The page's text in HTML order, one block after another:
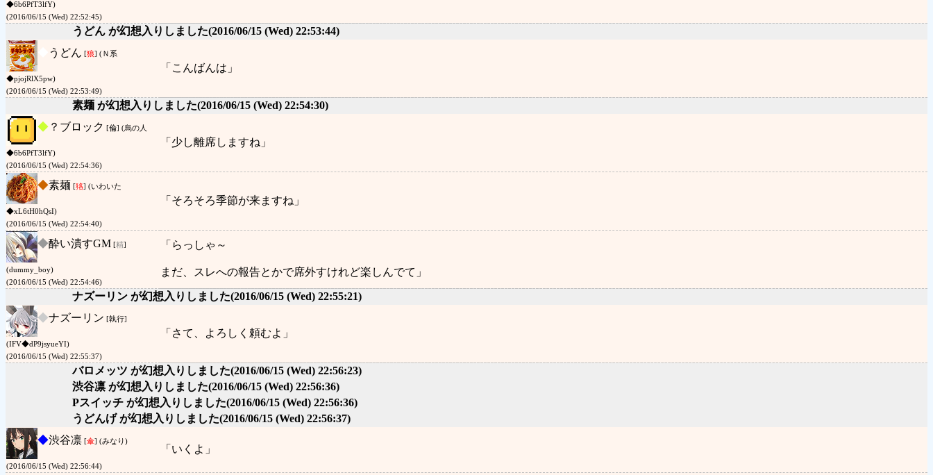
◆6b6PfT3lfY)
(2016/06/15 (Wed) 22:52:45)
うどん が幻想入りしました(2016/06/15 (Wed) 22:53:44)
うどん [狼] (Ｎ系
◆pjojRlX5pw)
(2016/06/15 (Wed) 22:53:49)
「こんばんは」
素麺 が幻想入りしました(2016/06/15 (Wed) 22:54:30)
◆ ？ブロック [倫] (烏の人
◆6b6PfT3lfY)
(2016/06/15 (Wed) 22:54:36)
「少し離席しますね」
◆素麺 [狢] (いわいた
◆xL6tH0hQsI)
(2016/06/15 (Wed) 22:54:40)
「そろそろ季節が来ますね」
◆酔い潰すGM [精]
(dummy_boy)
(2016/06/15 (Wed) 22:54:46)
「らっしゃ～
まだ、スレへの報告とかで席外すけれど楽しんでて」
ナズーリン が幻想入りしました(2016/06/15 (Wed) 22:55:21)
◆ナズーリン [執行]
(IFV◆dP9jsyueYI)
(2016/06/15 (Wed) 22:55:37)
「さて、よろしく頼むよ」
バロメッツ が幻想入りしました(2016/06/15 (Wed) 22:56:23)
渋谷凛 が幻想入りしました(2016/06/15 (Wed) 22:56:36)
Pスイッチ が幻想入りしました(2016/06/15 (Wed) 22:56:36)
うどんげ が幻想入りしました(2016/06/15 (Wed) 22:56:37)
◆渋谷凛 [傘] (みなり)
(2016/06/15 (Wed) 22:56:44)
「いくよ」